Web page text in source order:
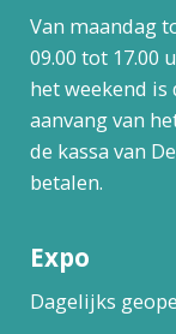
Van maandag
09.00 tot 17.00
het weekend is
aanvang van
de kassa van
betalen.
Expo
Dagelijks